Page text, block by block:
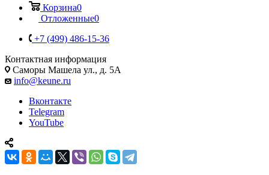
Корзина0
Отложенные0
+7 (499) 486-15-36
Контактная информация
Саморы Машела ул., д. 5А
info@keune.ru
Вконтакте
Telegram
YouTube